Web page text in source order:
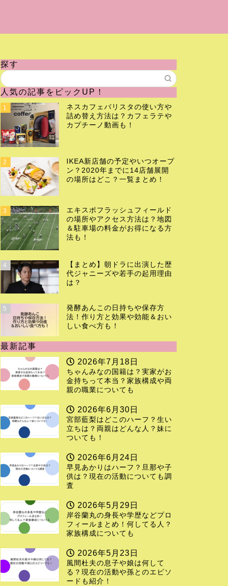
探す
人気の記事をピックUP！
1
ネスカフェバリスタの使い方や
詰め替え方法は？カフェラテや
カプチーノ動画も！
2
IKEA新店舗の予定やいつオープ
ン？2020年までに14店舗展開
の場所はどこ？一覧まとめ！
3
エキスポフラッシュフィールド
の場所やアクセス方法は？地図
＆駐車場の料金がお得になる方
法も！
4
【まとめ】朝ドラに出演した歴
代ジャニーズや若手の起用理由
は？
5
発酵あんこの日持ちや保存方
法！作り方と効果や効能＆おい
しい食べ方も！
最新記事
2026年7月18日
ちゃんみなの国籍は？実家がお
金持ちって本当？家族構成や両
親の職業についても
2026年6月30日
宮部藍梨はどこのハーフ？生い
立ちは？両親はどんな人？妹に
ついても！
2026年6月24日
早見あかりはハーフ？旦那や子
供は？現在の活動についても調
査
2026年5月29日
岸谷蘭丸の身長や学歴などプロ
フィールまとめ！何してる人？
家族構成についても
2026年5月23日
風間杜夫の息子や娘は何して
る？現在の活動や孫とのエピソ
ードも紹介！